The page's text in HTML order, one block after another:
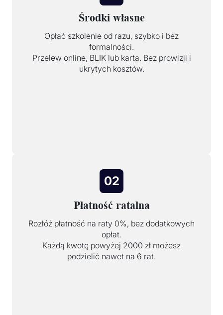
Środki własne
Opłać szkolenie od razu, szybko i bez
formalności.
Przelew online, BLIK lub karta. Bez prowizji i
ukrytych kosztów.
02
Płatność ratalna
Rozłóż płatność na raty 0%, bez dodatkowych
opłat.
Każdą kwotę powyżej 2000 zł możesz
podzielić nawet na 6 rat.